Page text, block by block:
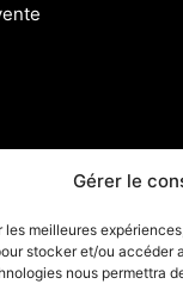
Gérer le
les meilleures
stocker et/ou accéder
nous permettra